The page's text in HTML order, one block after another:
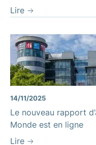
Lire
14/11/2025
Le nouveau rapport
Monde est en ligne
Lire